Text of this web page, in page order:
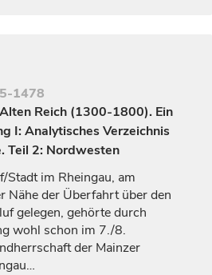
1478
Reich (1300-1800). Ein
I: Analytisches Verzeichnis
Teil 2: Nordwesten
Stadt im Rheingau, am
Nähe der Überfahrt über den
gelegen, gehörte durch
wohl schon im 7./8.
der Mainzer